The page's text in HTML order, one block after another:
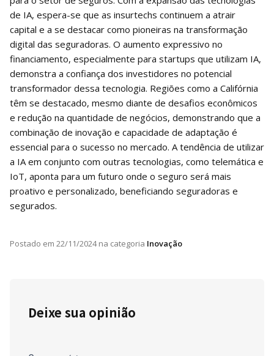
de IA, espera-se que as insurtechs continuem a atrair
capital e a se destacar como pioneiras na transformação
digital das seguradoras. O aumento expressivo no
financiamento, especialmente para startups que utilizam IA,
demonstra a confiança dos investidores no potencial
transformador dessa tecnologia. Regiões como a Califórnia
têm se destacado, mesmo diante de desafios econômicos
e redução na quantidade de negócios, demonstrando que a
combinação de inovação e capacidade de adaptação é
essencial para o sucesso no mercado. A tendência de utilizar
a IA em conjunto com outras tecnologias, como telemática e
IoT, aponta para um futuro onde o seguro será mais
proativo e personalizado, beneficiando seguradoras e
segurados.
Postado em 22/11/2024na categoria Inovação
Deixe sua opinião